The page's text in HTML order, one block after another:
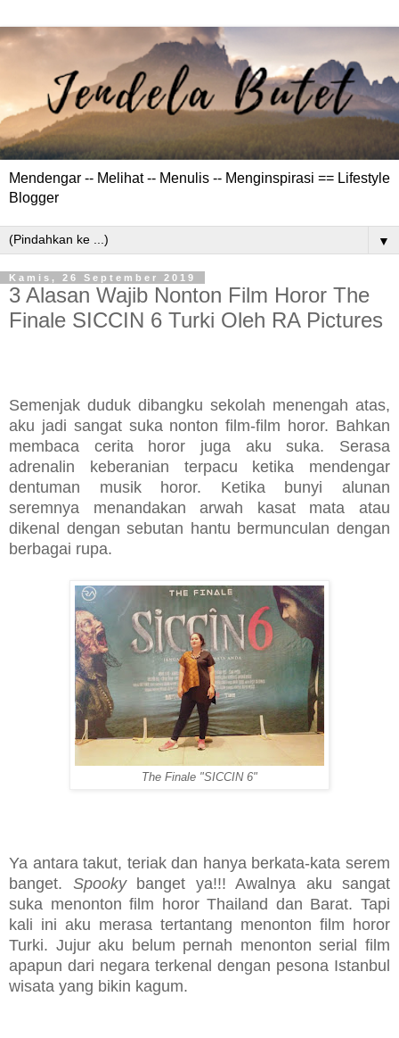
Mendengar -- Melihat -- Menulis -- Menginspirasi == Lifestyle
Blogger
▼
Kamis, 26 September 2019
3 Alasan Wajib Nonton Film Horor The
Finale SICCIN 6 Turki Oleh RA Pictures
Semenjak duduk dibangku sekolah menengah atas,
aku jadi sangat suka nonton film-film horor. Bahkan
membaca cerita horor juga aku suka. Serasa
adrenalin keberanian terpacu ketika mendengar
dentuman musik horor. Ketika bunyi alunan
seremnya menandakan arwah kasat mata atau
dikenal dengan sebutan hantu bermunculan dengan
berbagai rupa.
The Finale "SICCIN 6"
Ya antara takut, teriak dan hanya berkata-kata serem
banget. Spooky banget ya!!! Awalnya aku sangat
suka menonton film horor Thailand dan Barat. Tapi
kali ini aku merasa tertantang menonton film horor
Turki. Jujur aku belum pernah menonton serial film
apapun dari negara terkenal dengan pesona Istanbul
wisata yang bikin kagum.